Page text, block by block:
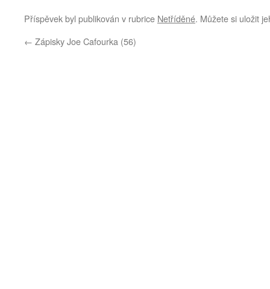
Příspěvek byl publikován v rubrice Netříděné. Můžete si uložit
← Zápisky Joe Cafourka (56)